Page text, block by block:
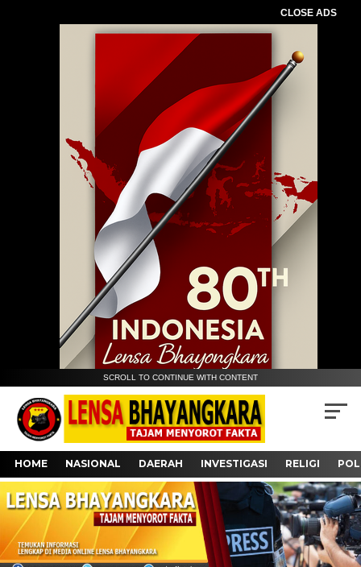
CLOSE ADS
SCROLL TO CONTINUE WITH CONTENT
HOME NASIONAL DAERAH INVESTIGASI RELIGI